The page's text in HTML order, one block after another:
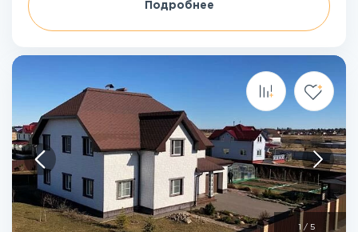
Подробнее
/ 5